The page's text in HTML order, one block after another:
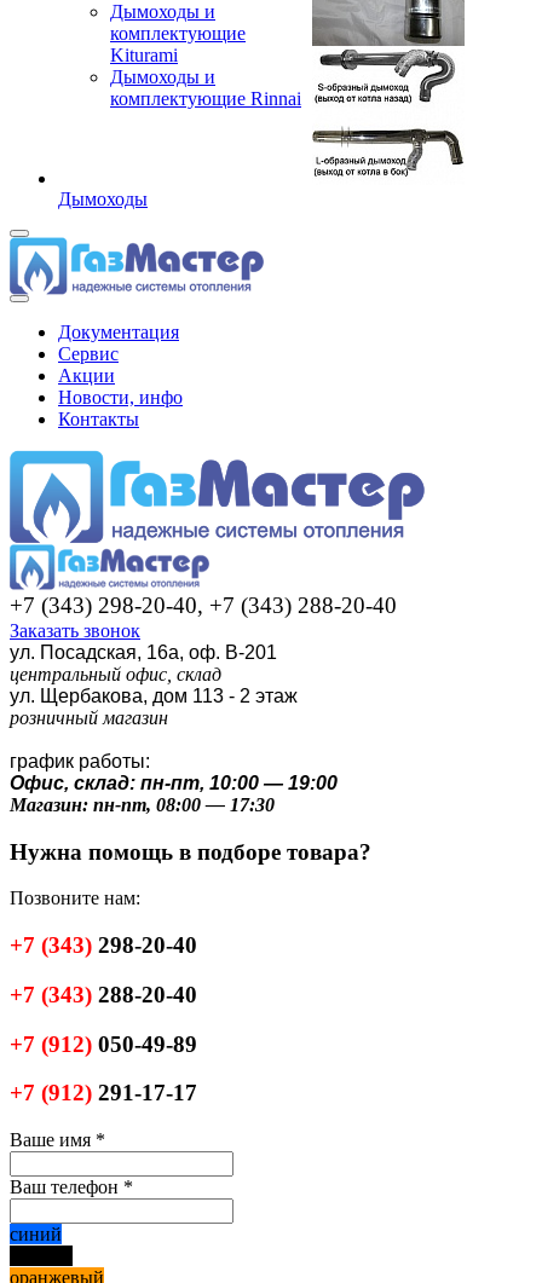
Дымоходы и
комплектующие
Kiturami
Дымоходы и
комплектующие Rinnai
Дымоходы
Документация
Сервис
Акции
Новости, инфо
Контакты
+7 (343) 298-20-40, +7 (343) 288-20-40
Заказать звонок
ул. Посадская, 16а, оф. В-201
центральный офис, склад
ул. Щербакова, дом 113 - 2 этаж
розничный магазин
график работы:
Офис, склад: пн-пт, 10:00 — 19:00
Магазин: пн-пт, 08:00 — 17:30
Нужна помощь в подборе товара?
Позвоните нам:
+7 (343) 298-20-40
+7 (343) 288-20-40
+7 (912) 050-49-89
+7 (912) 291-17-17
Ваше имя *
Ваш телефон *
синий
оранжевый